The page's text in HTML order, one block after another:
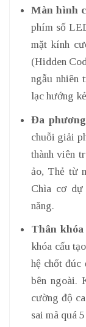
Màn hình
phím số
mặt kính
(Hidden
ngẫu nhiên
lạc hướng
Đa
chuỗi giải
thành viên
ảo, Thẻ từ
Chìa cơ dự
năng.
Thân
khóa cấu
hệ chốt đúc
bên ngoài.
cường độ
sai mã quá